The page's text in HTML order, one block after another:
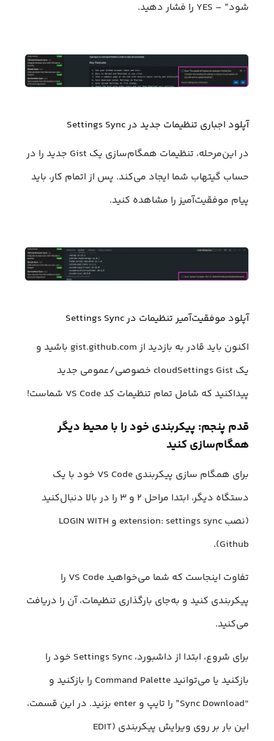
شود” – YES را فشار دهید.
آپلود اجباری تنظیمات جدید در Settings Sync
در این‌مرحله، تنظیمات همگام‌سازی یک Gist جدید را در
حساب گیتهاب شما ایجاد می‌کند. پس از اتمام کار، باید
پیام موفقیت‌آمیز را مشاهده کنید.
آپلود موفقیت‌آمیر تنظیمات در Settings Sync
اکنون باید قادر به بازدید از gist.github.com باشید و
یک cloudSettings Gist خصوصی/عمومی جدید
پیدا‌کنید که شامل تمام تنظیمات کد VS Code شماست!
قدم پنجم: پیکربندی خود را با محیط دیگر
همگام‌سازی کنید
برای همگام سازی پیکربندی VS Code خود با یک
دستگاه دیگر، ابتدا مراحل ۲ و ۳ را در بالا دنبال‌کنید
(نصب extension: settings sync و LOGIN WITH
Github).
تفاوت اینجاست که شما می‌خواهید VS Code را
پیکربندی کنید و به‌جای بارگذاری تنظیمات، آن‌ را دریافت
می‌کنید.
برای شروع، ابتدا از داشبورد، Settings Sync خود را
باز‌کنید یا می‌توانید Command Palette را باز‌کنید و
“Sync Download” را تایپ و enter بزنید. در این قسمت،
این بار بر روی ویرایش پیکربندی (EDIT